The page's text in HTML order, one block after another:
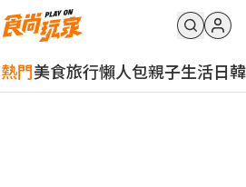
熱門美食旅行懶人包親子生活日韓